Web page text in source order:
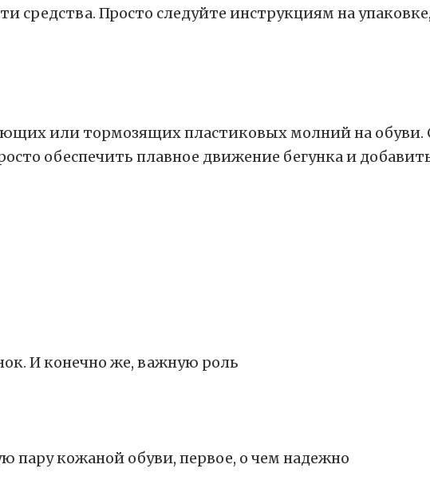
Просто следуйте инструкциям на
или тормозящих пластиковых молний на обуви.
обеспечить плавное движение бегунка и
И конечно же, важную роль
кожаной обуви, первое, о чем надежно